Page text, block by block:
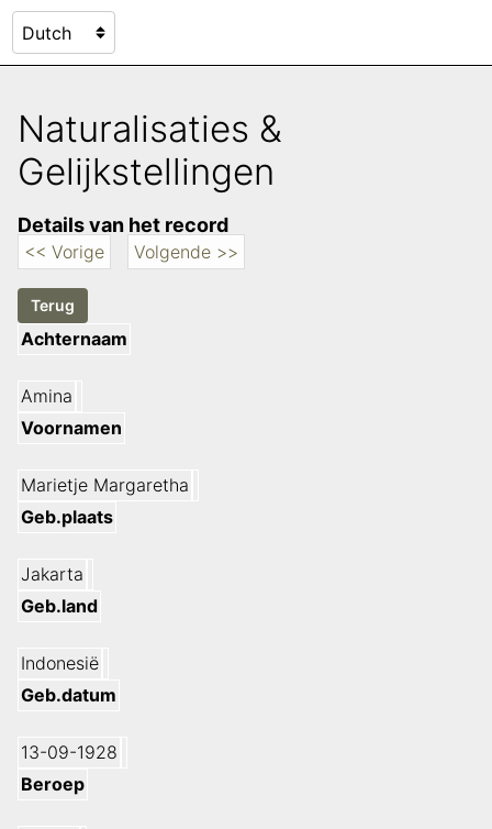
Naturalisaties &
Gelijkstellingen
Details van het record
<< Vorige Volgende >>
Achternaam
Amina
Voornamen
Marietje Margaretha
Geb.plaats
Jakarta
Geb.land
Indonesië
Geb.datum
13-09-1928
Beroep